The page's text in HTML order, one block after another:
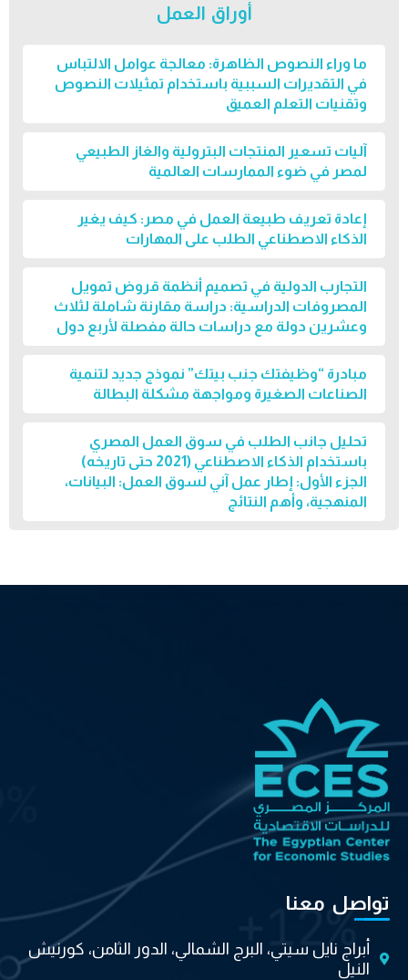
أوراق العمل
ما وراء النصوص الظاهرة: معالجة عوامل الالتباس
في التقديرات السببية باستخدام تمثيلات النصوص
وتقنيات التعلم العميق
آليات تسعير المنتجات البترولية والغاز الطبيعي
لمصر في ضوء الممارسات العالمية
إعادة تعريف طبيعة العمل في مصر: كيف يغير
الذكاء الاصطناعي الطلب على المهارات
التجارب الدولية في تصميم أنظمة قروض تمويل
المصروفات الدراسية: دراسة مقارنة شاملة لثلاث
وعشرين دولة مع دراسات حالة مفصلة لأربع دول
مبادرة “وظيفتك جنب بيتك” نموذج جديد لتنمية
الصناعات الصغيرة ومواجهة مشكلة البطالة
تحليل جانب الطلب في سوق العمل المصري
باستخدام الذكاء الاصطناعي (2021 حتى تاريخه)
الجزء الأول: إطار عمل آني لسوق العمل: البيانات،
المنهجية، وأهم النتائج
تواصل معنا
أبراج نايل سيتي، البرج الشمالي، الدور الثامن، كورنيش
النيل